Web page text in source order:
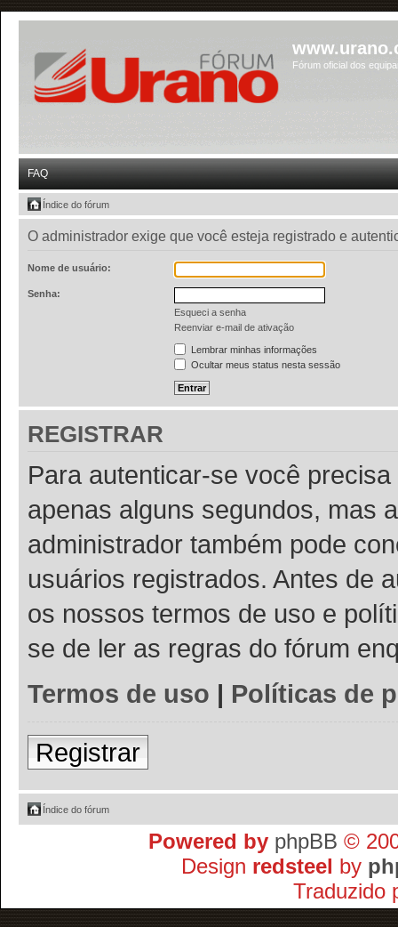
Fórum oficial dos
FAQ
Índice do fórum
O administrador exige que você esteja registrado e
Nome de usuário:
Senha:
Esqueci a senha
Reenviar e-mail de ativação
Lembrar minhas informações
Ocultar meus status nesta sessão
REGISTRAR
Para autenticar-se você
apenas alguns segundos, mas
administrador também pode
usuários registrados. Antes de
os nossos termos de uso e
se de ler as regras do fórum
Termos de uso | Políticas de
Registrar
Índice do fórum
Powered by phpBB ©
Design redsteel by
Traduzido